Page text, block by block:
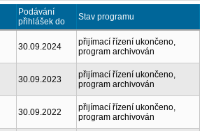
Podávání
přihlášek do
Stav programu
30.09.2024
přijímací řízení ukončeno,
program archivován
30.09.2023
přijímací řízení ukončeno,
program archivován
30.09.2022
přijímací řízení ukončeno,
program archivován